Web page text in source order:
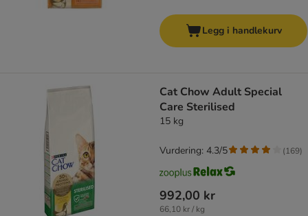
Legg i handlekurv
Cat Chow Adult Special
Care Sterilised
15 kg
992,00 kr
66,10 kr / kg
Vurdering: 4.3/5 (169)